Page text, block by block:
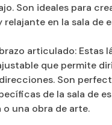
Son ideales para
relajante en la sala de
articulado: Estas
que permite
Son
de la sala de
una obra de arte.